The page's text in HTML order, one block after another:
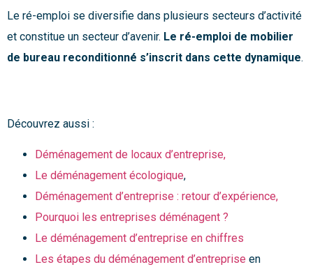
Le ré-emploi se diversifie dans plusieurs secteurs d’activité
et constitue un secteur d’avenir. Le ré-emploi de mobilier
de bureau reconditionné s’inscrit dans cette dynamique.
Découvrez aussi :
Déménagement de locaux d’entreprise,
Le déménagement écologique,
Déménagement d’entreprise : retour d’expérience,
Pourquoi les entreprises déménagent ?
Le déménagement d’entreprise en chiffres
Les étapes du déménagement d’entreprise en